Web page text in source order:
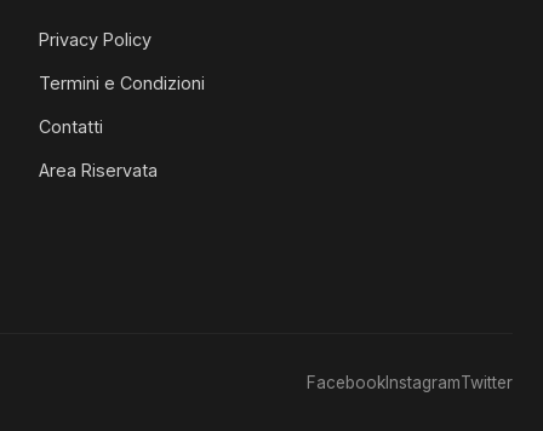
Privacy Policy
Termini e Condizioni
Contatti
Area Riservata
Facebook InstagramTwitter